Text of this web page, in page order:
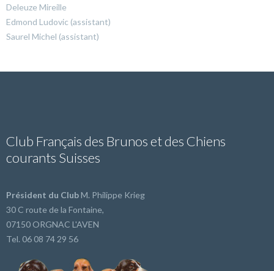
Deleuze Mireille
Edmond Ludovic (assistant)
Saurel Michel (assistant)
Club Français des Brunos et des Chiens
courants Suisses
Président du ClubM. Philippe Krieg
30 C route de la Fontaine,
07150 ORGNAC L'AVEN
Tel. 06 08 74 29 56